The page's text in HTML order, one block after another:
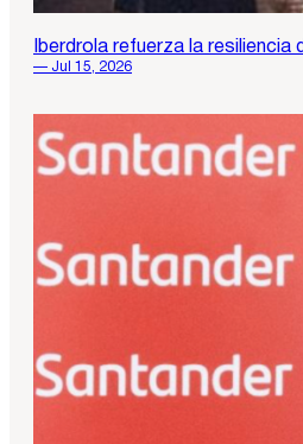
Iberdrola refuerza la
— Jul 15, 2026